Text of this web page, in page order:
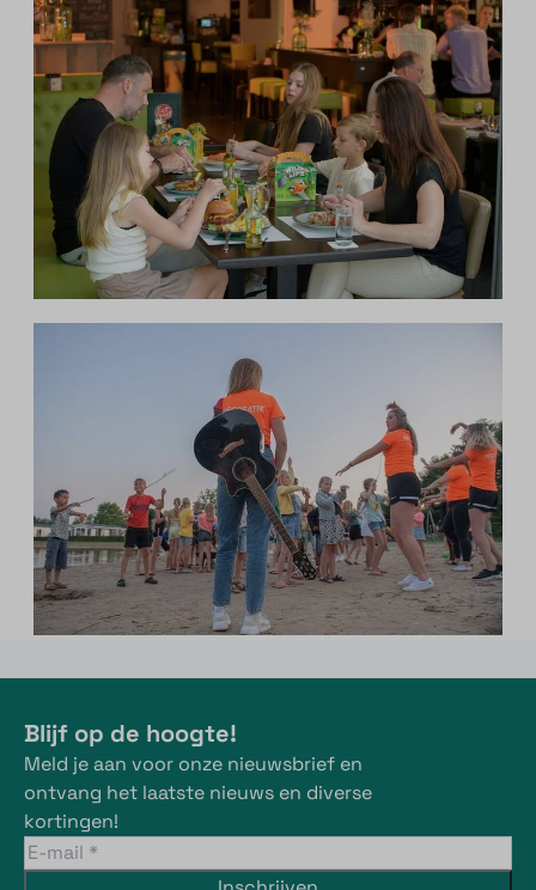
Blijf op de hoogte!
Meld je aan voor onze nieuwsbrief en
ontvang het laatste nieuws en diverse
kortingen!